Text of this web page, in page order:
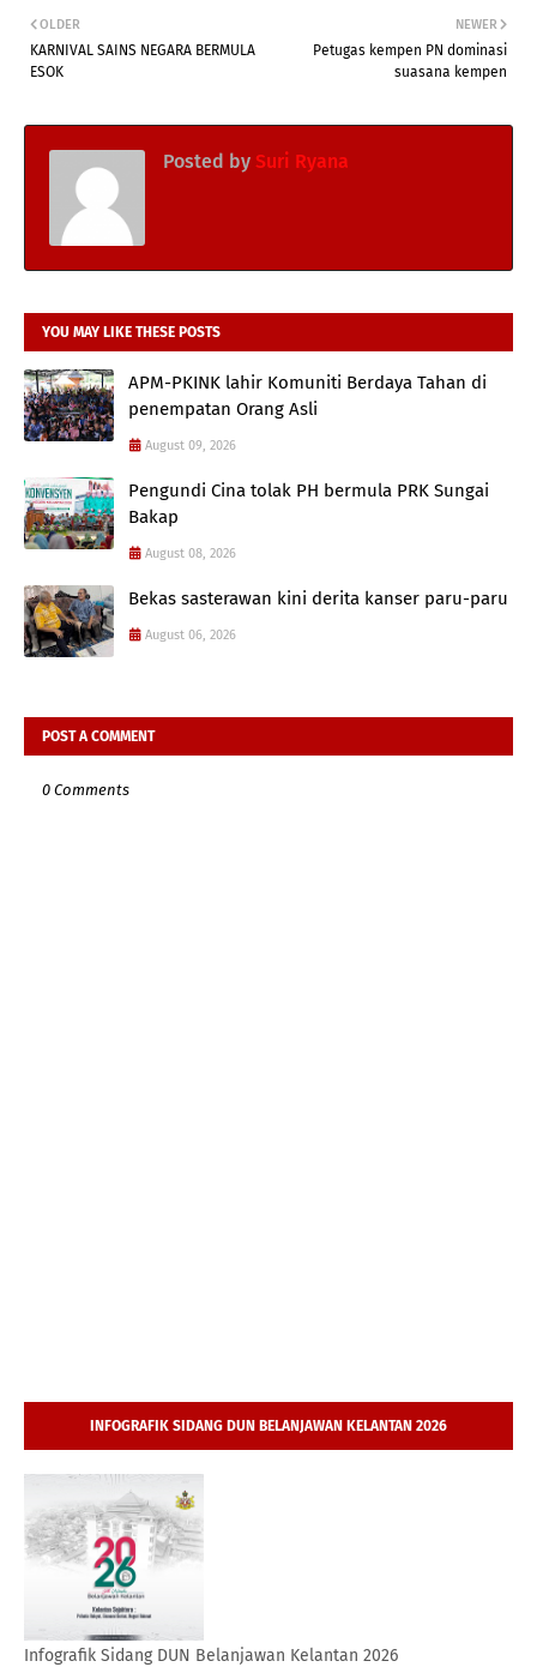
NEWER
Petugas kempen PN dominasi
suasana kempen
OLDER
KARNIVAL SAINS NEGARA BERMULA
ESOK
Posted by Suri Ryana
YOU MAY LIKE THESE POSTS
APM-PKINK lahir Komuniti Berdaya Tahan di
penempatan Orang Asli
August 09, 2026
Pengundi Cina tolak PH bermula PRK Sungai
Bakap
August 08, 2026
Bekas sasterawan kini derita kanser paru-paru
August 06, 2026
POST A COMMENT
0 Comments
INFOGRAFIK SIDANG DUN BELANJAWAN KELANTAN 2026
Infografik Sidang DUN Belanjawan Kelantan 2026